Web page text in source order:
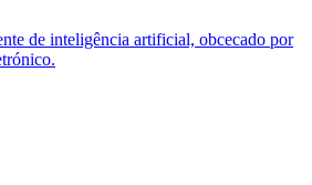
de inteligência artificial, obcecado por